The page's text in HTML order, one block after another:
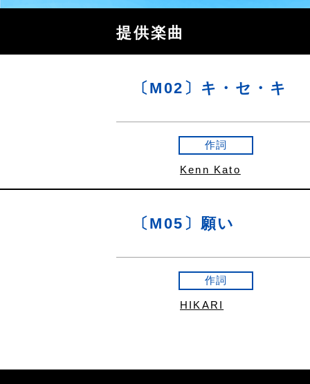
提供楽曲
〔M02〕キ・セ・キ
作詞
Kenn Kato
〔M05〕願い
作詞
HIKARI